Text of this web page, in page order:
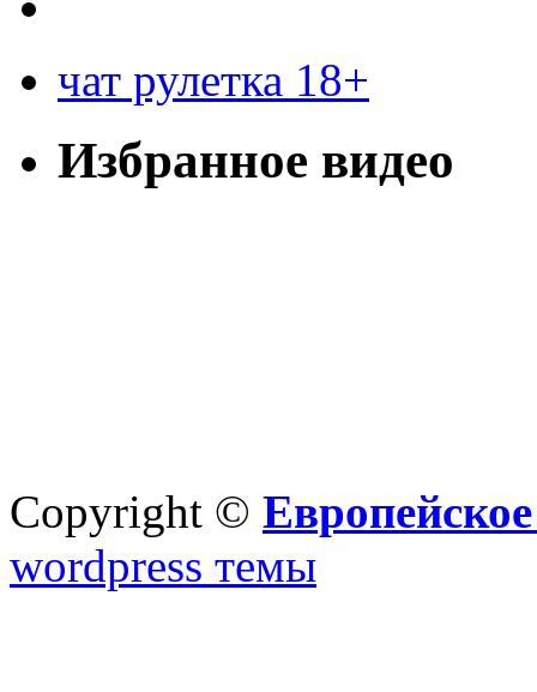
чат рулетка 18+
Избранное видео
Copyright ©
wordpress темы